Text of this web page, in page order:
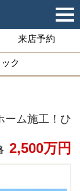
来店予約
ク
ーム施工！ひ
2,500万円